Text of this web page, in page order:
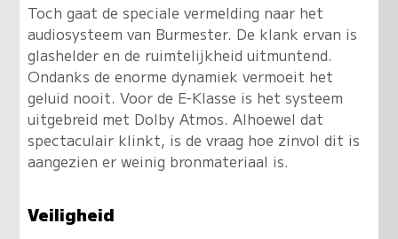
Toch gaat de speciale vermelding naar het
audiosysteem van Burmester. De klank ervan is
glashelder en de ruimtelijkheid uitmuntend.
Ondanks de enorme dynamiek vermoeit het
geluid nooit. Voor de E-Klasse is het systeem
uitgebreid met Dolby Atmos. Alhoewel dat
spectaculair klinkt, is de vraag hoe zinvol dit is
aangezien er weinig bronmateriaal is.
Veiligheid